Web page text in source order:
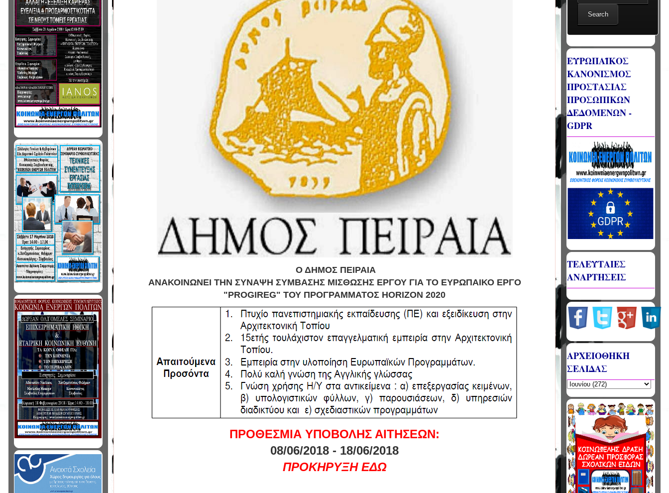
Ο ΔΗΜΟΣ ΠΕΙΡΑΙΑ
ΑΝΑΚΟΙΝΩΝΕΙ ΤΗΝ ΣΥΝΑΨΗ ΣΥΜΒΑΣΗΣ ΜΙΣΘΩΣΗΣ ΕΡΓΟΥ ΓΙΑ ΤΟ ΕΥΡΩΠΑΙΚΟ ΕΡΓΟ
"PROGIREG" ΤΟΥ ΠΡΟΓΡΑΜΜΑΤΟΣ HORIZON 2020
ΠΡΟΘΕΣΜΙΑ ΥΠΟΒΟΛΗΣ ΑΙΤΗΣΕΩΝ:
08/06/2018 - 18/06/2018
ΠΡΟΚΗΡΥΞΗ ΕΔΩ
Search
ΕΥΡΩΠΑΪΚΟΣ
ΚΑΝΟΝΙΣΜΟΣ
ΠΡΟΣΤΑΣΙΑΣ
ΠΡΟΣΩΠΙΚΩΝ
ΔΕΔΟΜΕΝΩΝ -
GDPR
ΤΕΛΕΥΤΑΙΕΣ
ΑΝΑΡΤΗΣΕΙΣ
ΑΡΧΕΙΟΘΗΚΗ
ΣΕΛΙΔΑΣ